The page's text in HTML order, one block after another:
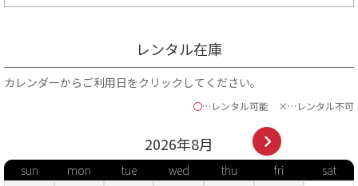
■袖丈…袖の上端から下端までの長さ。
■袴丈…袴の前側の紐下からの長さ。
ご自身の袴丈を知る方法
レンタル在庫
カレンダーからご利用日をクリックしてください。
〇…レンタル可能 ×…レンタル不可
2026年8月
sun mon tue wed thu fri sat